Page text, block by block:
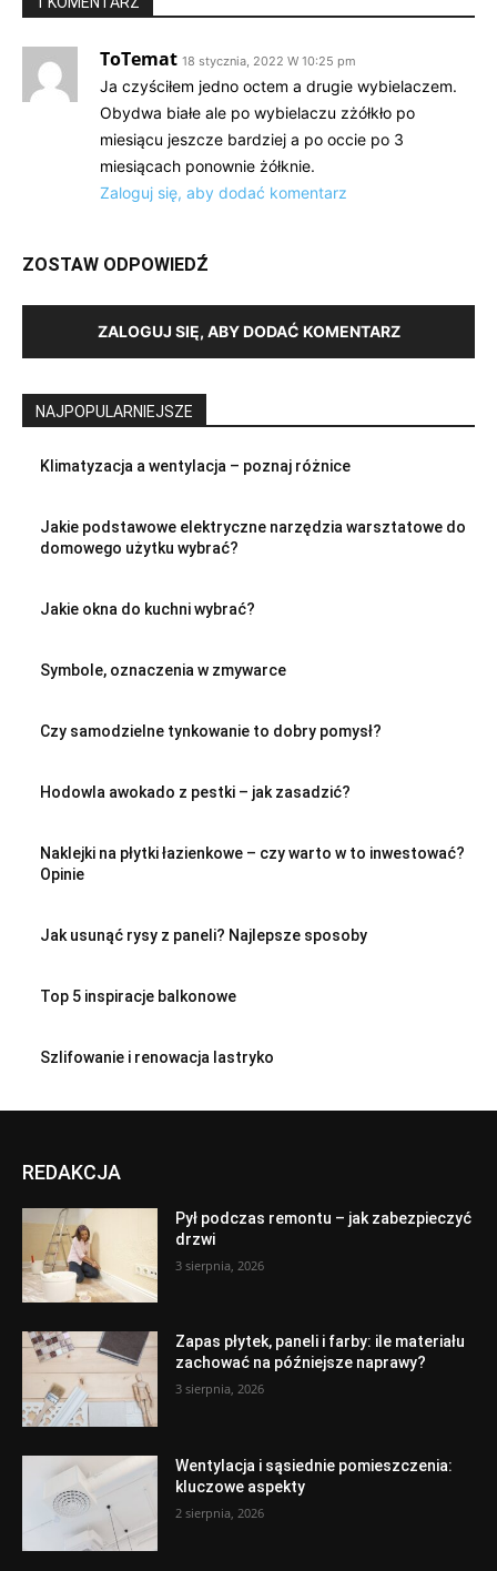
ToTemat 18 stycznia, 2022 W 10:25 pm
Ja czyściłem jedno octem a drugie wybielaczem.
Obydwa białe ale po wybielaczu zżółkło po
miesiącu jeszcze bardziej a po occie po 3
miesiącach ponownie żółknie.
Zaloguj się, aby dodać komentarz
ZOSTAW ODPOWIEDŹ
ZALOGUJ SIĘ, ABY DODAĆ KOMENTARZ
NAJPOPULARNIEJSZE
Klimatyzacja a wentylacja – poznaj różnice
Jakie podstawowe elektryczne narzędzia warsztatowe do
domowego użytku wybrać?
Jakie okna do kuchni wybrać?
Symbole, oznaczenia w zmywarce
Czy samodzielne tynkowanie to dobry pomysł?
Hodowla awokado z pestki – jak zasadzić?
Naklejki na płytki łazienkowe – czy warto w to inwestować?
Opinie
Jak usunąć rysy z paneli? Najlepsze sposoby
Top 5 inspiracje balkonowe
Szlifowanie i renowacja lastryko
REDAKCJA
Pył podczas remontu – jak zabezpieczyć
drzwi
3 sierpnia, 2026
Zapas płytek, paneli i farby: ile materiału
zachować na późniejsze naprawy?
3 sierpnia, 2026
Wentylacja i sąsiednie pomieszczenia:
kluczowe aspekty
2 sierpnia, 2026